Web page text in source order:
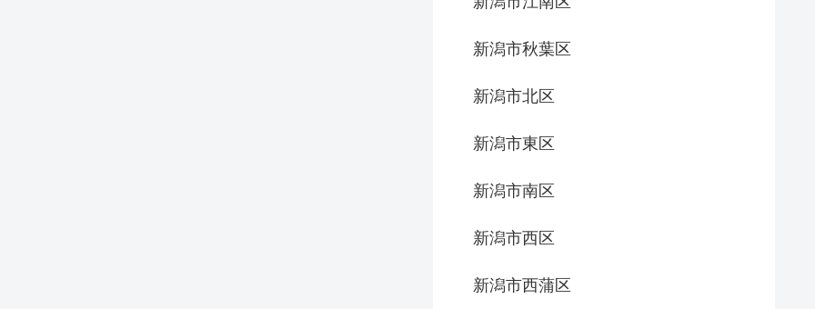
新潟市秋葉区
新潟市北区
新潟市東区
新潟市南区
新潟市西区
新潟市西蒲区